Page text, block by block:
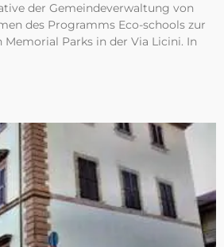
der Gemeindeverwaltung von
des Programms Eco-schools zur
Parks in der Via Licini. In